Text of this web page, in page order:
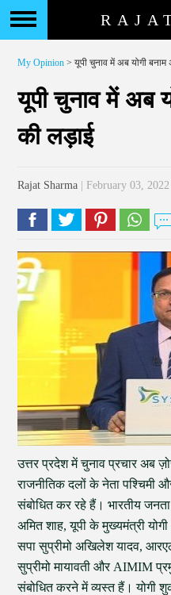
My Opinion > यूपी चुनाव में अब योगी
यूपी चुनाव में अब
की लड़ाई
Rajat Sharma | February 03, 2022
उत्तर प्रदेश में चुनाव प्रचार अब
राजनीतिक दलों के नेता पश्चिमी
संबोधित कर रहे हैं। भारतीय जनता
अमित शाह, यूपी के मुख्यमंत्री योगी
सपा सुप्रीमो अखिलेश यादव,
सुप्रीमो मायावती और AIMIM
संबोधित करने में व्यस्त हैं। योगी